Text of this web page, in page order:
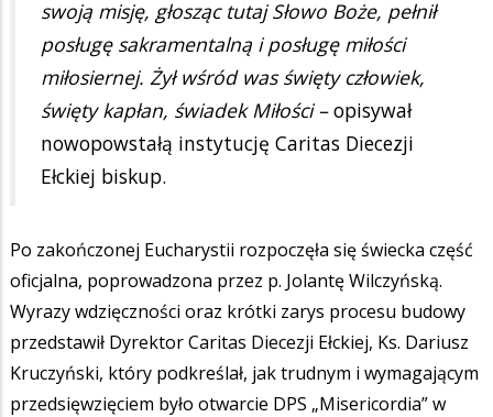
swoją misję, głosząc tutaj Słowo Boże, pełnił
posługę sakramentalną i posługę miłości
miłosiernej. Żył wśród was święty człowiek,
święty kapłan, świadek Miłości –opisywał
nowopowstałą instytucję Caritas Diecezji
Ełckiej biskup.
Po zakończonej Eucharystii rozpoczęła się świecka część
oficjalna, poprowadzona przez p. Jolantę Wilczyńską.
Wyrazy wdzięczności oraz krótki zarys procesu budowy
przedstawił Dyrektor Caritas Diecezji Ełckiej, Ks. Dariusz
Kruczyński, który podkreślał, jak trudnym i wymagającym
przedsięwzięciem było otwarcie DPS „Misericordia” w